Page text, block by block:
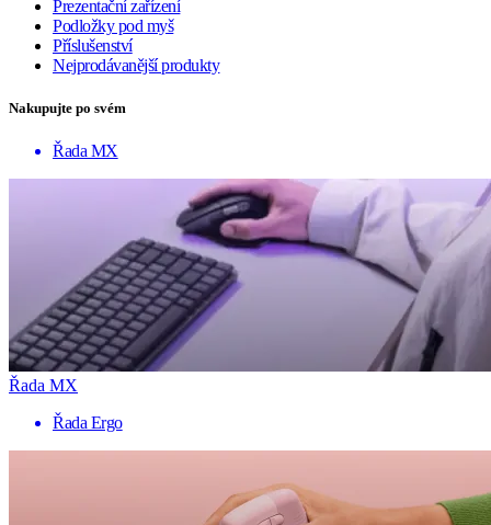
Prezentační zařízení
Podložky pod myš
Příslušenství
Nejprodávanější produkty
Nakupujte po svém
Řada MX
Řada MX
Řada Ergo